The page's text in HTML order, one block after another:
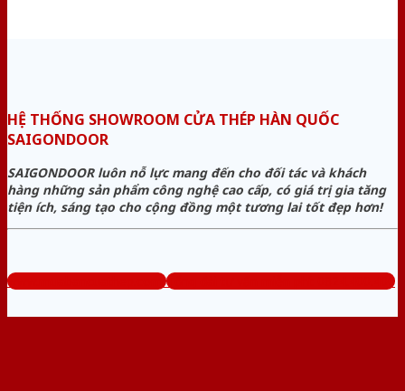
HỆ THỐNG SHOWROOM CỬA THÉP HÀN QUỐC
SAIGONDOOR
SAIGONDOOR luôn nỗ lực mang đến cho đối tác và khách
hàng những sản phẩm công nghệ cao cấp, có giá trị gia tăng
tiện ích, sáng tạo cho cộng đồng một tương lai tốt đẹp hơn!
www.muabancuathep.com Tổng đài tư vấn miễn phí: 0824.400.400